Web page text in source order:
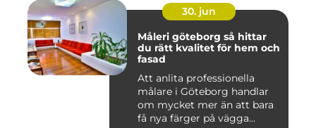
30. jun
Måleri göteborg så hittar
du rätt kvalitet för hem och
fasad
Att anlita professionella
målare i Göteborg handlar
om mycket mer än att bara
få nya färger på vägga...